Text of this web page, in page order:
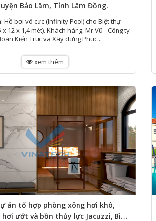
Bảo Lâm, Tỉnh Lâm Đồng.
Hồ bơi vô cực (Infinity Pool) cho Biệt thự
12 x 1,4 mét). Khách hàng: Mr Vũ - Công ty
Kiến Trúc và Xây dựng Phúc...
xem thêm
án tổ hợp phòng xông hơi khô,
ướt và bồn thủy lực Jacuzzi, Bình